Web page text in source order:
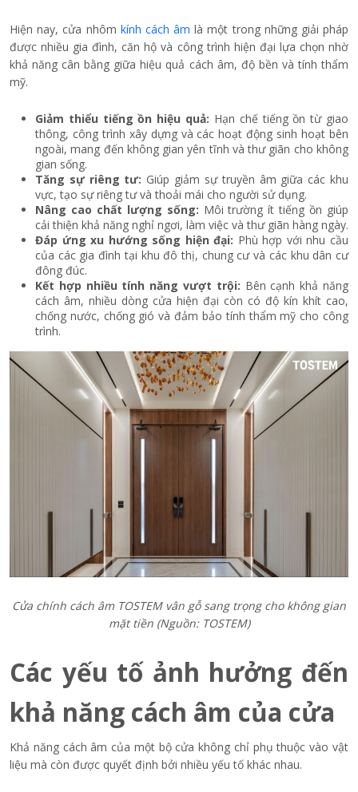
Hiện nay, cửa nhôm kính cách âm là một trong những giải pháp
được nhiều gia đình, căn hộ và công trình hiện đại lựa chọn nhờ
khả năng cân bằng giữa hiệu quả cách âm, độ bền và tính thẩm
mỹ.
Giảm thiểu tiếng ồn hiệu quả: Hạn chế tiếng ồn từ giao
thông, công trình xây dựng và các hoạt động sinh hoạt bên
ngoài, mang đến không gian yên tĩnh và thư giãn cho không
gian sống.
Tăng sự riêng tư: Giúp giảm sự truyền âm giữa các khu
vực, tạo sự riêng tư và thoải mái cho người sử dụng.
Nâng cao chất lượng sống: Môi trường ít tiếng ồn giúp
cải thiện khả năng nghỉ ngơi, làm việc và thư giãn hàng ngày.
Đáp ứng xu hướng sống hiện đại: Phù hợp với nhu cầu
của các gia đình tại khu đô thị, chung cư và các khu dân cư
đông đúc.
Kết hợp nhiều tính năng vượt trội: Bên cạnh khả năng
cách âm, nhiều dòng cửa hiện đại còn có độ kín khít cao,
chống nước, chống gió và đảm bảo tính thẩm mỹ cho công
trình.
Cửa chính cách âm TOSTEM vân gỗ sang trọng cho không gian
mặt tiền (Nguồn: TOSTEM)
Các yếu tố ảnh hưởng đến
khả năng cách âm của cửa
Khả năng cách âm của một bộ cửa không chỉ phụ thuộc vào vật
liệu mà còn được quyết định bởi nhiều yếu tố khác nhau.